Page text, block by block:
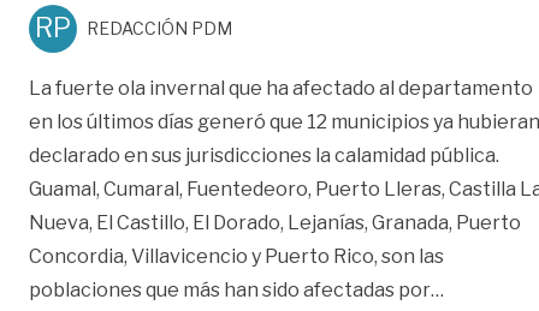
RP REDACCIÓN PDM
La fuerte ola invernal que ha afectado al departamento
en los últimos días generó que 12 municipios ya hubieran
declarado en sus jurisdicciones la calamidad pública.
Guamal, Cumaral, Fuentedeoro, Puerto Lleras, Castilla
Nueva, El Castillo, El Dorado, Lejanías, Granada, Puerto
Concordia, Villavicencio y Puerto Rico, son las
poblaciones que más han sido afectadas por…